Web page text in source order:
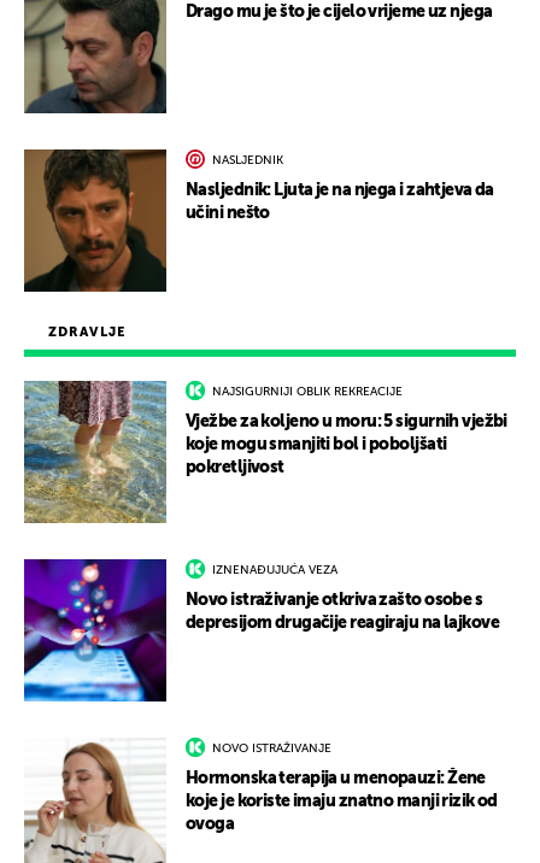
ZDRAVLJE
NAJSIGURNIJI OBLIK REKREACIJE
Vježbe za koljeno u moru: 5 sigurnih vježbi
koje mogu smanjiti bol i poboljšati
pokretljivost
IZNENAĐUJUĆA VEZA
Novo istraživanje otkriva zašto osobe s
depresijom drugačije reagiraju na lajkove
NOVO ISTRAŽIVANJE
Hormonska terapija u menopauzi: Žene
koje je koriste imaju znatno manji rizik od
ovoga
Drago mu je što je cijelo vrijeme uz njega
NASLJEDNIK
Nasljednik: Ljuta je na njega i zahtjeva da
učini nešto